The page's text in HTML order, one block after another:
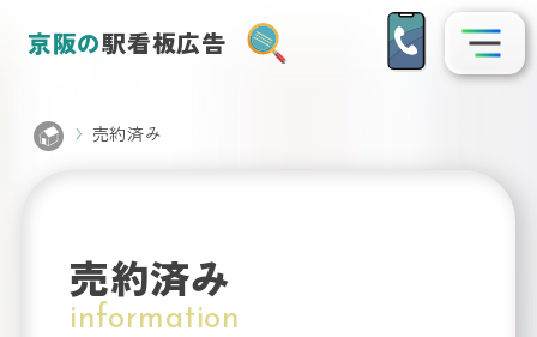
京阪の駅看板広告
売約済み
売約済み
information